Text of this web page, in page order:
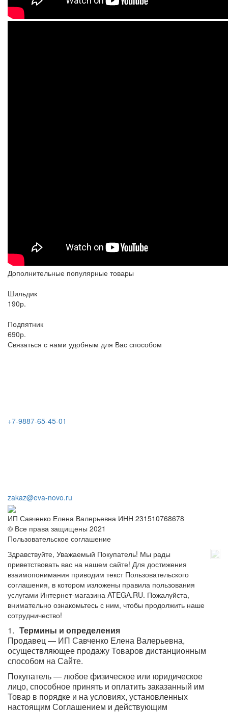
Дополнительные популярные товары
Шильдик
190р.
Подпятник
690р.
Связаться с нами удобным для Вас способом
+7-9887-65-45-01
zakaz@eva-novo.ru
ИП Савченко Елена Валерьевна ИНН 231510768678
© Все права защищены 2021
Пользовательское соглашение
Здравствуйте, Уважаемый Покупатель! Мы рады
приветствовать вас на нашем сайте! Для достижения
взаимопонимания приводим текст Пользовательского
соглашения, в котором изложены правила пользования
услугами Интернет-магазина ATEGA.RU. Пожалуйста,
внимательно ознакомьтесь с ним, чтобы продолжить наше
сотрудничество!
Термины и определения
Продавец — ИП Савченко Елена Валерьевна,
осуществляющее продажу Товаров дистанционным
способом на Сайте.
Покупатель — любое физическое или юридическое
лицо, способное принять и оплатить заказанный им
Товар в порядке и на условиях, установленных
настоящим Соглашением и действующим